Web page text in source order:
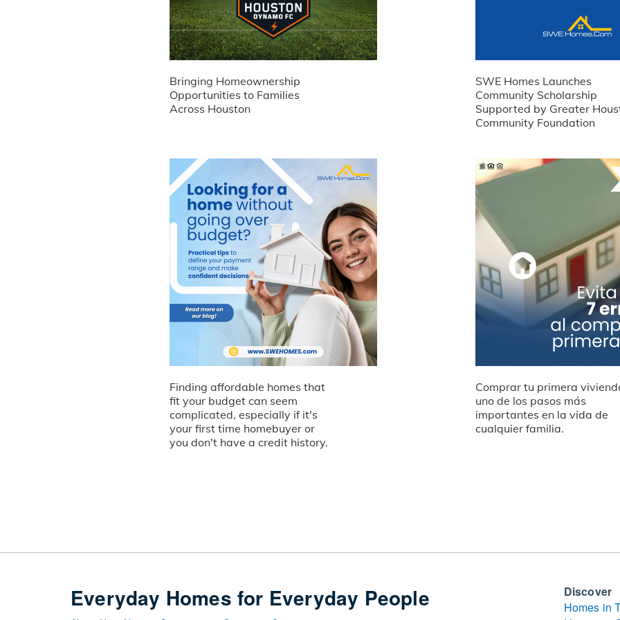
Bringing Homeownership
Opportunities to Families
Across Houston
SWE Homes Launches
Community Scholarship
Supported by Greater
Community Foundation
Finding affordable homes that
fit your budget can seem
complicated, especially if it's
your first time homebuyer or
you don't have a credit history.
Comprar tu primera
uno de los pasos más
importantes en la vida de
cualquier familia.
Everyday Homes for Everyday People
Discover
Homes in